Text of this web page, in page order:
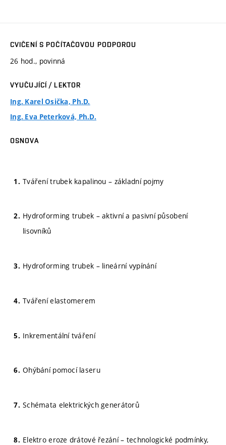
CVIČENÍ S POČÍTAČOVOU PODPOROU
26 hod., povinná
VYUČUJÍCÍ / LEKTOR
Ing. Karel Osička, Ph.D.
Ing. Eva Peterková, Ph.D.
OSNOVA
Tváření trubek kapalinou – základní pojmy
Hydroforming trubek – aktivní a pasivní působení
lisovníků
Hydroforming trubek – lineární vypínání
Tváření elastomerem
Inkrementální tváření
Ohýbání pomocí laseru
Schémata elektrických generátorů
Elektro eroze drátové řezání – technologické podmínky,